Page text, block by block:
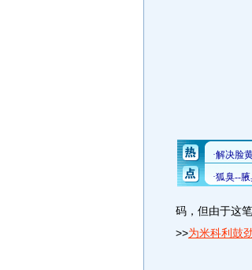
码，但由于这
>>为米科利鼓